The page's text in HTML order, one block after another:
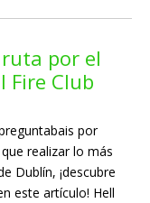
en
y trabajan en
por el
Fire Club
por
realizar lo más
Dublín, ¡descubre
este artículo! Hell